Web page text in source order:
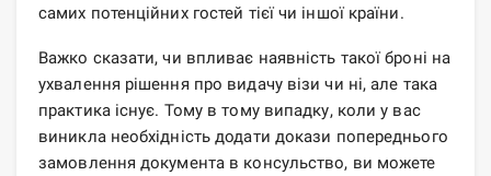
самих потенційних гостей тієї чи іншої країни.
Важко сказати, чи впливає наявність такої броні на
ухвалення рішення про видачу візи чи ні, але така
практика існує. Тому в тому випадку, коли у вас
виникла необхідність додати докази попереднього
замовлення документа в консульство, ви можете